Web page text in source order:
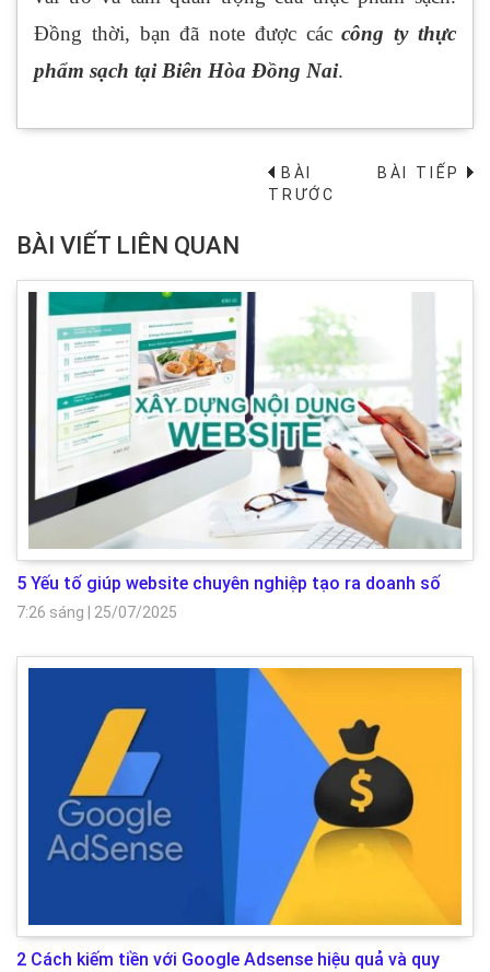
Đồng thời, bạn đã note được cáccông ty thực
phẩm sạch tại Biên Hòa Đồng Nai.
BÀI
TRƯỚC
BÀI TIẾP→
BÀI VIẾT LIÊN QUAN
5 Yếu tố giúp website chuyên nghiệp tạo ra doanh số
7:26 sáng 25/07/2025
2 Cách kiếm tiền với Google Adsense hiệu quả và quy